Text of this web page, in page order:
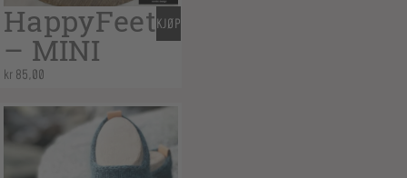
HappyFeet
– MINI
kr 85,00
KJØP